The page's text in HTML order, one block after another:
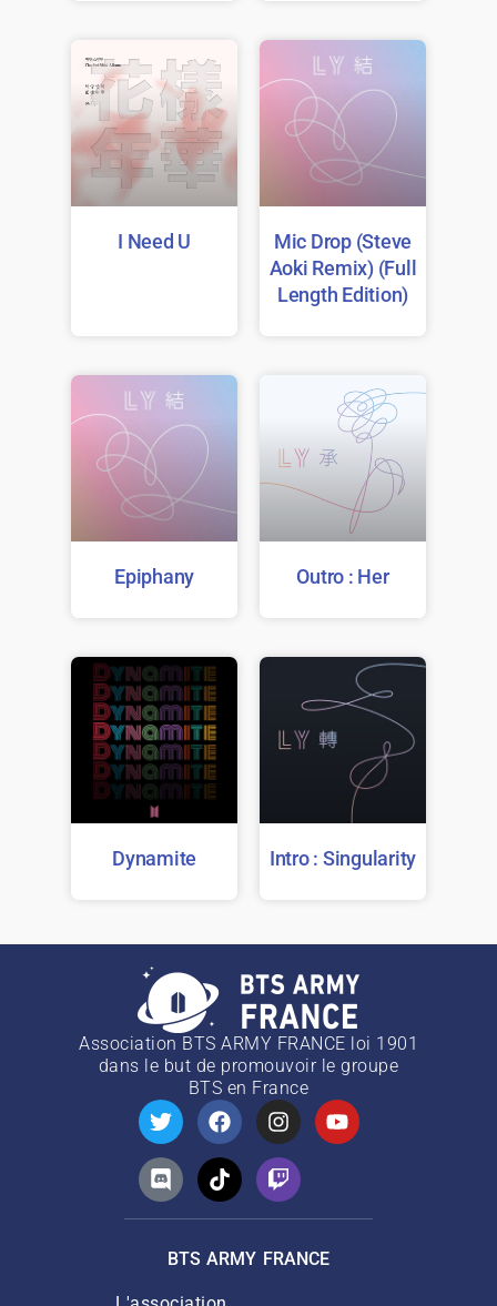
I Need U
Mic Drop (Steve
Aoki Remix) (Full
Length Edition)
Epiphany Outro : Her
Dynamite Intro : Singularity
Association BTS ARMY FRANCE loi 1901
dans le but de promouvoir le groupe
BTS en France
BTS ARMY FRANCE